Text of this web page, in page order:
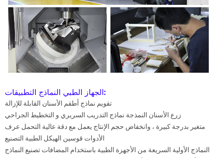
الجهاز الطبي النماذج التطبيقات:
تقويم نماذج أطقم الأسنان القابلة للإزالة
زرع الأسنان النمذجة نماذج التدريب السريري و التخطيط الجراحي
متغير بدرجة كبيرة ، وانخفاض حجم الإنتاج يعمل مع دقة عالية التحمل عرف
الأدوات قوسين الهيكل الطبية التصنيع
النماذج الأولية السريعة من الأجهزة الطبية باستخدام المضافات تصنيع النماذج